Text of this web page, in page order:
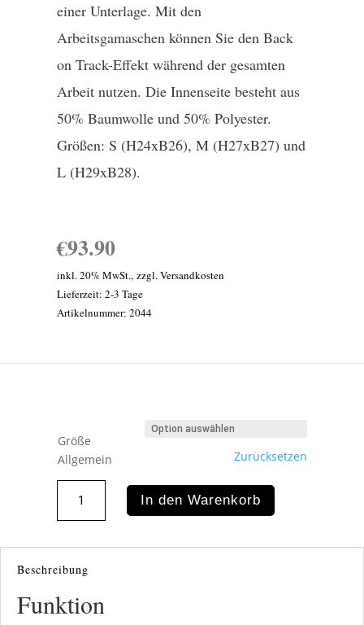
einer Unterlage. Mit den
Arbeitsgamaschen können Sie den Back
on Track-Effekt während der gesamten
Arbeit nutzen. Die Innenseite besteht aus
50% Baumwolle und 50% Polyester.
Größen: S (H24xB26), M (H27xB27) und
L (H29xB28).
€93.90
inkl. 20% MwSt., zzgl. Versandkosten
Lieferzeit: 2-3 Tage
Artikelnummer: 2044
Größe
Allgemein
Zurücksetzen
Track
Arbeitsgamasche
vorne
In den Warenkorb
Beschreibung
Funktion